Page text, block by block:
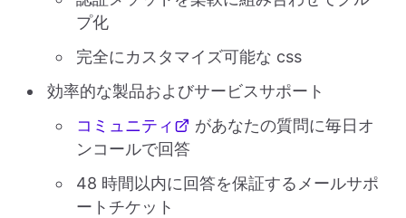
プ化
完全にカスタマイズ可能な css
効率的な製品およびサービスサポート
コミュニティ
があなたの質問に毎日オ
ンコールで回答
48 時間以内に回答を保証するメールサポ
ートチケット